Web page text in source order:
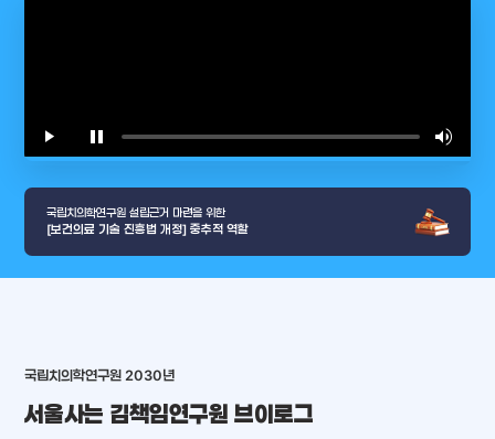
arrow_selector_tool
place
place
place place
place place
play_arrow pause volume_up
국립치의학연구원 설립근거 마련을 위한
[보건의료 기술 진흥법 개정] 중추적 역할
국립치의학연구원 2030년
서울사는 김책임연구원 브이로그